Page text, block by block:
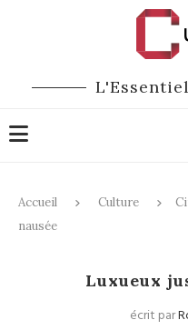
Accueil Culture
nausée
Luxueux
écrit par